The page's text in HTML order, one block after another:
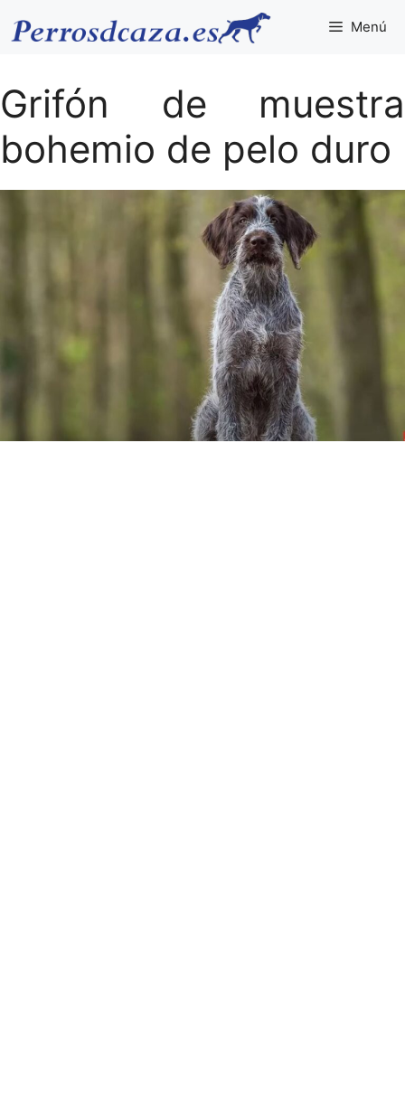
Menú
Grifón de muestra
bohemio de pelo duro